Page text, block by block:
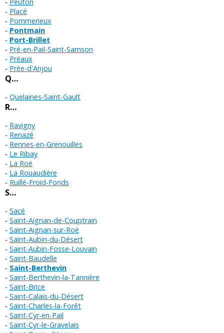
Peuton
Placé
Pommerieux
Pontmain
Port-Brillet
Pré-en-Pail-Saint-Samson
Préaux
Prée-d'Anjou
Q…
Quelaines-Saint-Gault
R…
Ravigny
Renazé
Rennes-en-Grenouilles
Le Ribay
La Roë
La Rouaudière
Ruillé-Froid-Fonds
S…
Sacé
Saint-Aignan-de-Couptrain
Saint-Aignan-sur-Roë
Saint-Aubin-du-Désert
Saint-Aubin-Fosse-Louvain
Saint-Baudelle
Saint-Berthevin
Saint-Berthevin-la-Tannière
Saint-Brice
Saint-Calais-du-Désert
Saint-Charles-la-Forêt
Saint-Cyr-en-Pail
Saint-Cyr-le-Gravelais